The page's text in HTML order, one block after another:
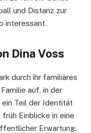
und Distanz zur
interessant.
Dina Voss
durch ihr familiäres
auf, in der
ein Teil der Identität
Einblicke in eine
Erwartung.